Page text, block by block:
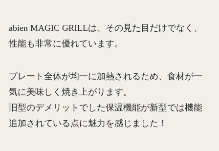
abien MAGIC GRILLは、その見た目だけでなく、
性能も非常に優れています。
プレート全体が均一に加熱されるため、食材が一
気に美味しく焼き上がります。
旧型のデメリットでした保温機能が新型では機能
追加されている点に魅力を感じました！